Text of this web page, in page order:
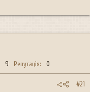
9 Репутація 0
#21